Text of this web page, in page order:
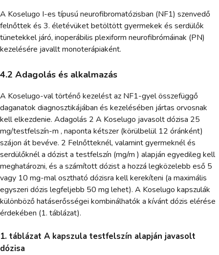
A Koselugo I-es típusú neurofibromatózisban (NF1) szenvedő
felnőttek és 3. életévüket betöltött gyermekek és serdülők
tünetekkel járó, inoperábilis plexiform neurofibrómáinak (PN)
kezelésére javallt monoterápiaként.
4.2 Adagolás és alkalmazás
A Koselugo-val történő kezelést az NF1-gyel összefüggő
daganatok diagnosztikájában és kezelésében jártas orvosnak
kell elkezdenie. Adagolás 2 A Koselugo javasolt dózisa 25
mg/testfelszín-m , naponta kétszer (körülbelül 12 óránként)
szájon át bevéve. 2 Felnőtteknél, valamint gyermeknél és
serdülőknél a dózist a testfelszín (mg/m ) alapján egyedileg kell
meghatározni, és a számított dózist a hozzá legközelebb eső 5
vagy 10 mg-mal osztható dózisra kell kerekíteni (a maximális
egyszeri dózis legfeljebb 50 mg lehet). A Koselugo kapszulák
különböző hatáserősségei kombinálhatók a kívánt dózis elérése
érdekében (1. táblázat).
1. táblázat A kapszula testfelszín alapján javasolt
dózisa